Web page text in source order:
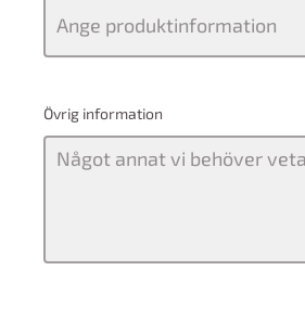
Övrig information